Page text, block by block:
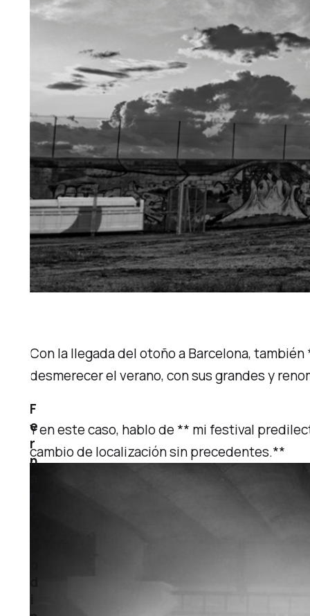
Con la llegada del otoño a Barcelona,
desmerecer el verano, con sus grandes y
Y en este caso, hablo de ** mi festival
cambio de localización sin precedentes.**
F
e
r
n